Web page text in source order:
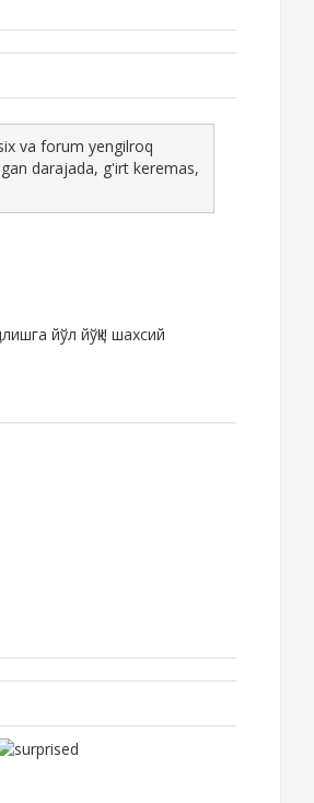
va forum yengilroq
darajada, g'irt keremas,
йўл йўқ!!! шахсий